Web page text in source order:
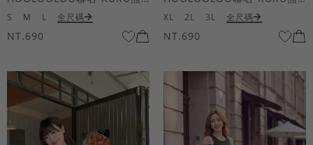
S M L 全尺碼
NT.690
XL 2L 3L 全尺碼
NT.690